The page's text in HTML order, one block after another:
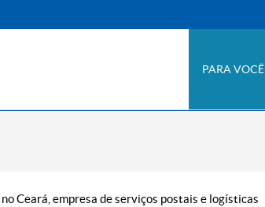
PARA VOCÊ
no Ceará, empresa de serviços postais e logísticas